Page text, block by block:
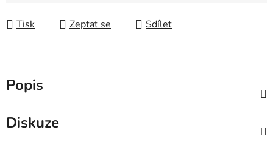
Tisk Zeptat se Sdílet
Popis
Diskuze